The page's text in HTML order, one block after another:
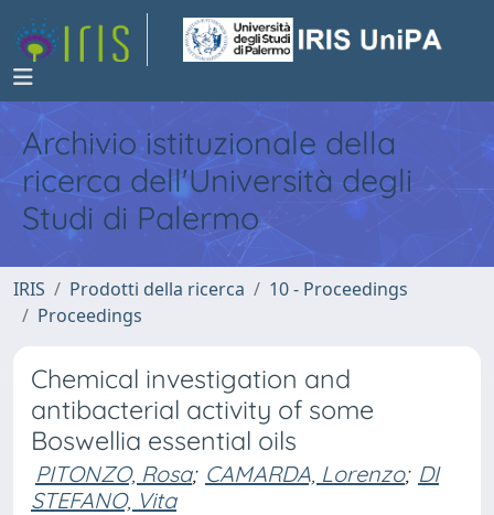
Archivio istituzionale della
ricerca dell'Università degli
Studi di Palermo
IRIS Prodotti della ricerca
10 - Proceedings
Proceedings
Chemical investigation and
antibacterial activity of some
Boswellia essential oils
PITONZO, Rosa; CAMARDA, Lorenzo; DI
STEFANO, Vita